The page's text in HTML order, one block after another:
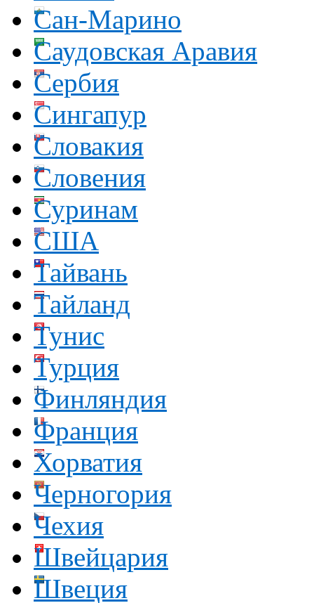
Сан-Марино
Саудовская Аравия
Сербия
Сингапур
Словакия
Словения
Суринам
США
Тайвань
Тайланд
Тунис
Турция
Финляндия
Франция
Хорватия
Черногория
Чехия
Швейцария
Швеция